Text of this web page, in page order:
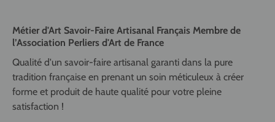
Métier d'Art Savoir-Faire Artisanal Français Membre de
l’Association Perliers d'Art de France
Qualité d'un savoir-faire artisanal garanti dans la pure
tradition française en prenant un soin méticuleux à créer
forme et produit de haute qualité pour votre pleine
satisfaction !